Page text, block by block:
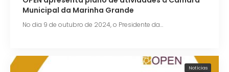
Municipal da Marinha Grande
No dia 9 de outubro de 2024, o Presidente da…
Notícias